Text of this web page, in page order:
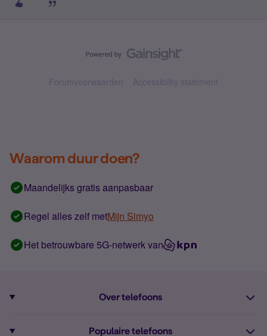
Forumvoorwaarden Accessibility statement
Waarom duur doen?
Maandelijks gratis aanpasbaar
Regel alles zelf metMijn Simyo
Het betrouwbare 5G-netwerk van
Over telefoons
Populaire telefoons